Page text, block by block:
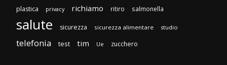
plastica privacy richiamo ritiro salmonella
salute sicurezza sicurezza alimentare studio
telefonia test tim Ue zucchero